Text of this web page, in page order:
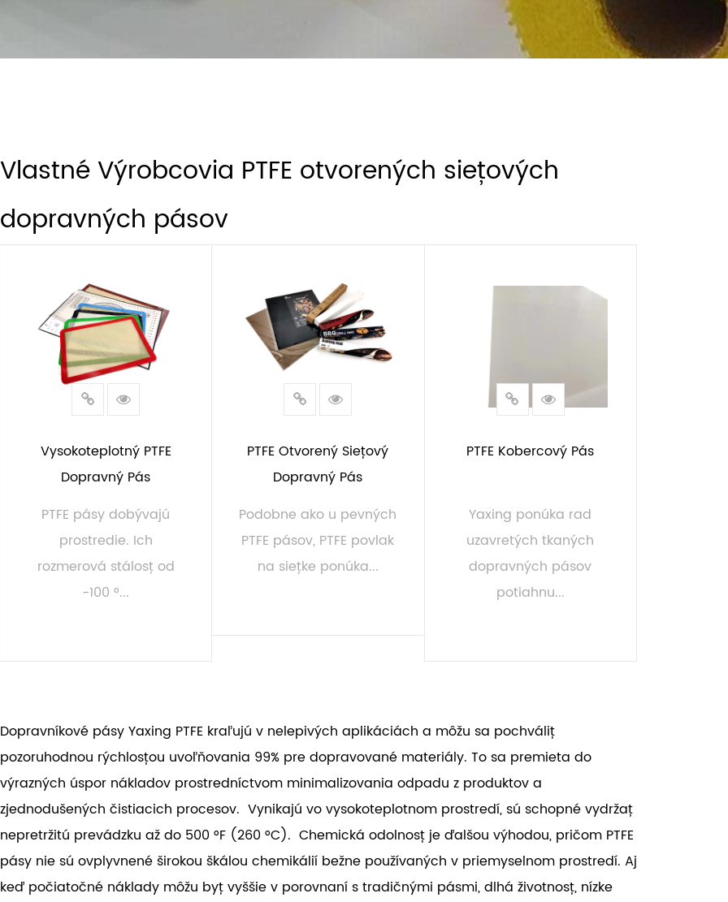
Vlastné Výrobcovia PTFE otvorených sieťových
dopravných pásov
Vysokoteplotný PTFE
Dopravný Pás
PTFE pásy dobývajú
prostredie. Ich
rozmerová stálosť od
-100 °...
PTFE Otvorený Sieťový
Dopravný Pás
Podobne ako u pevných
PTFE pásov, PTFE povlak
na sieťke ponúka...
PTFE Kobercový Pás
Yaxing ponúka rad
uzavretých tkaných
dopravných pásov
potiahnu...
Dopravníkové pásy Yaxing PTFE kraľujú v nelepivých aplikáciách a môžu sa pochváliť
pozoruhodnou rýchlosťou uvoľňovania 99% pre dopravované materiály. To sa premieta do
výrazných úspor nákladov prostredníctvom minimalizovania odpadu z produktov a
zjednodušených čistiacich procesov. Vynikajú vo vysokoteplotnom prostredí, sú schopné vydržať
nepretržitú prevádzku až do 500 °F (260 °C). Chemická odolnosť je ďalšou výhodou, pričom PTFE
pásy nie sú ovplyvnené širokou škálou chemikálií bežne používaných v priemyselnom prostredí. Aj
keď počiatočné náklady môžu byť vyššie v porovnaní s tradičnými pásmi, dlhá životnosť, nízke